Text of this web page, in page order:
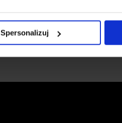
Spersonalizuj
20058-24193